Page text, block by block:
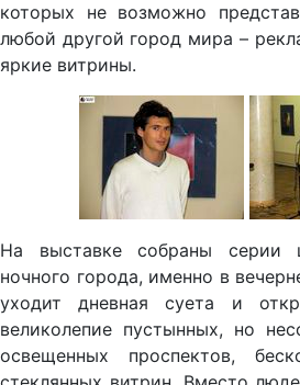
которых не возможно
любой другой город мира –
яркие витрины.
На выставке собраны серии
ночного города, именно в
уходит дневная суета и
великолепие пустынных, но
освещенных проспектов,